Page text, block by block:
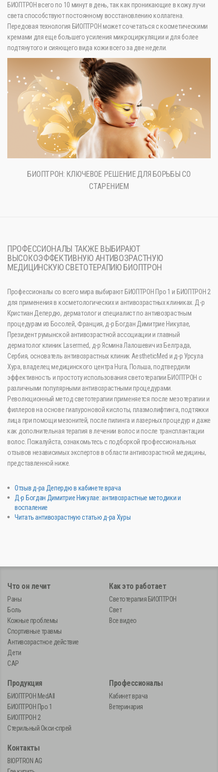
БИОПТРОН всего по 10 минут в день, так как проникающие в кожу лучи
света способствуют постоянному восстановлению коллагена.
Передовая технология БИОПТРОН может сочетаться с косметическими
кремами для еще большего усиления микроциркуляции и для более
подтянутого и сияющего вида кожи всего за две недели.
БИОПТРОН: КЛЮЧЕВОЕ РЕШЕНИЕ ДЛЯ БОРЬБЫ СО
СТАРЕНИЕМ
ПРОФЕССИОНАЛЫ ТАКЖЕ ВЫБИРАЮТ
ВЫСОКОЭФФЕКТИВНУЮ АНТИВОЗРАСТНУЮ
МЕДИЦИНСКУЮ СВЕТОТЕРАПИЮ БИОПТРОН
Профессионалы со всего мира выбирают БИОПТРОН Про 1 и БИОПТРОН 2
для применения в косметологических и антивозрастных клиниках. Д-р
Кристиан Депердю, дерматолог и специалист по антивозрастным
процедурам из Босолей, Франция, д-р Богдан Димитрие Никулае,
Президент румынской антивозрастной ассоциации и главный
дерматолог клиник Lasermed, д-р Ясмина Лалошевич из Белграда,
Сербия, основатель антивозрастных клиник AestheticMed и д-р Урсула
Хура, владелец медицинского центра Hura, Польша, подтвердили
эффективность и простоту использования светотерапии БИОПТРОН с
различными популярными антивозрастными процедурами.
Революционный метод светотерапии применяется после мезотерапии и
филлеров на основе гиалуроновой кислоты, плазмолифтинга, подтяжки
лица при помощи мезонитей, после пилинга и лазерных процедур и даже
как дополнительная терапия в лечении волос и после трансплантации
волос. Пожалуйста, ознакомьтесь с подборкой профессиональных
отзывов независимых экспертов в области антивозрастной медицины,
представленной ниже.
Отзыв д-ра Депердю в кабинете врача
Д-р Богдан Димитрие Никулае: антивозрастные методики и
воспаление
Читать антивозрастную статью д-ра Хуры
Что он лечит
Раны
Боль
Кожные проблемы
Спортивные травмы
Антивозрастное действие
Дети
САР
Как это работает
Светотерапия БИОПТРОН
Свет
Все видео
Продукция
БИОПТРОН MedAll
БИОПТРОН Про 1
БИОПТРОН 2
Стерильный Окси-спрей
Профессионалы
Кабинет врача
Ветеринария
Контакты
BIOPTRON AG